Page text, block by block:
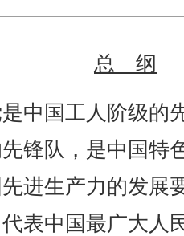
总 纲
国工人阶级的
锋队，是中国特
进生产力的发展
表中国最广大人